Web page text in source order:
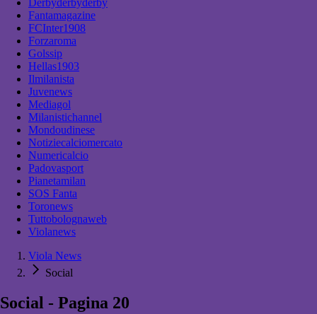
Derbyderbyderby
Fantamagazine
FCInter1908
Forzaroma
Golssip
Hellas1903
Ilmilanista
Juvenews
Mediagol
Milanistichannel
Mondoudinese
Notiziecalciomercato
Numericalcio
Padovasport
Pianetamilan
SOS Fanta
Toronews
Tuttobolognaweb
Violanews
Viola News
Social
Social - Pagina 20